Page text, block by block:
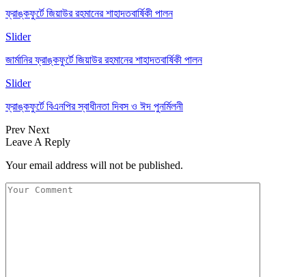
ফ্রাঙ্কফুর্টে জিয়াউর রহমানের শাহাদতবার্ষিকী পালন
Slider
জার্মানির ফ্রাঙ্কফুর্টে জিয়াউর রহমানের শাহাদতবার্ষিকী পালন
Slider
ফ্রাঙ্কফুর্টে বিএনপির স্বাধীনতা দিবস ও ঈদ পুনর্মিলনী
Prev Next
Leave A Reply
Your email address will not be published.